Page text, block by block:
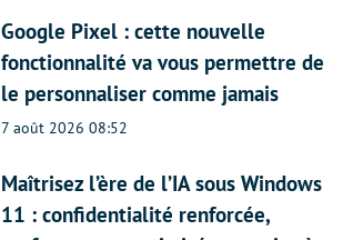
Google Pixel : cette nouvelle
fonctionnalité va vous permettre de
le personnaliser comme jamais
7 août 2026 08:52
Maîtrisez l’ère de l’IA sous Windows
11 : confidentialité renforcée,